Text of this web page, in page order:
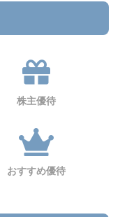
株主優待
おすすめ優待